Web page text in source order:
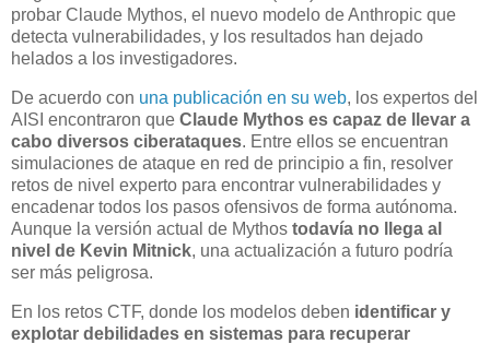
probar Claude Mythos, el nuevo modelo de Anthropic que
detecta vulnerabilidades, y los resultados han dejado
helados a los investigadores.
De acuerdo con una publicación en su web, los expertos del
AISI encontraron que Claude Mythos es capaz de llevar a
cabo diversos ciberataques. Entre ellos se encuentran
simulaciones de ataque en red de principio a fin, resolver
retos de nivel experto para encontrar vulnerabilidades y
encadenar todos los pasos ofensivos de forma autónoma.
Aunque la versión actual de Mythos todavía no llega al
nivel de Kevin Mitnick, una actualización a futuro podría
ser más peligrosa.
En los retos CTF, donde los modelos deben identificar y
explotar debilidades en sistemas para recuperar